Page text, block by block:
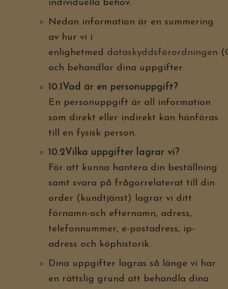
individuella behov.
Nedan information är en summering
av hur vi i
enlighetmed dataskyddsförordningen
och behandlar dina uppgifter.
10.1Vad är en personuppgift?
En personuppgift är all information
som direkt eller indirekt kan hänföras
till en fysisk person.
10.2Vilka uppgifter lagrar vi?
För att kunna hantera din beställning
samt svara på frågorrelaterat till din
order (kundtjänst) lagrar vi ditt
förnamn-och efternamn, adress,
telefonnummer, e-postadress, ip-
adress och köphistorik.
Dina uppgifter lagras så länge vi har
en rättslig grund att behandla dina